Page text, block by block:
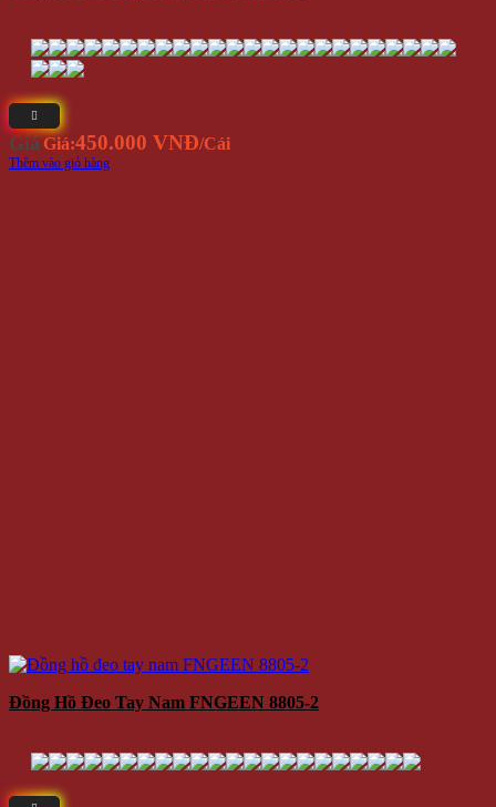
Giá Giá:450.000 VNĐ/Cái
Thêm vào giỏ hàng
Đồng Hồ Đeo Tay Nam FNGEEN 8805-2